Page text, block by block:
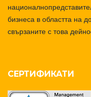
бизнеса в областта на
свързаните с това
СЕРТИФИКАТИ